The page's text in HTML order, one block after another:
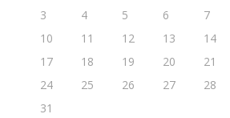
3
4 5 6 7
10
11 12 13 14
17
18 19 20 21
24
25 26 27 28
31